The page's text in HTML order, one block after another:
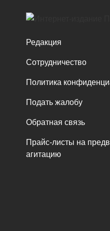
Редакция
Сотрудничество
Политика
Подать жалобу
Обратная связь
Прайс-листы на
агитацию